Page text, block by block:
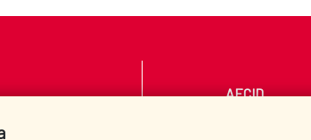
AECID